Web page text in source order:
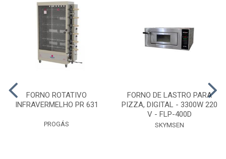
FORNO ROTATIVO
INFRAVERMELHO PR 631
PROGÁS
FORNO DE LASTRO PARA
PIZZA, DIGITAL - 3300W 220
V - FLP-400D
SKYMSEN